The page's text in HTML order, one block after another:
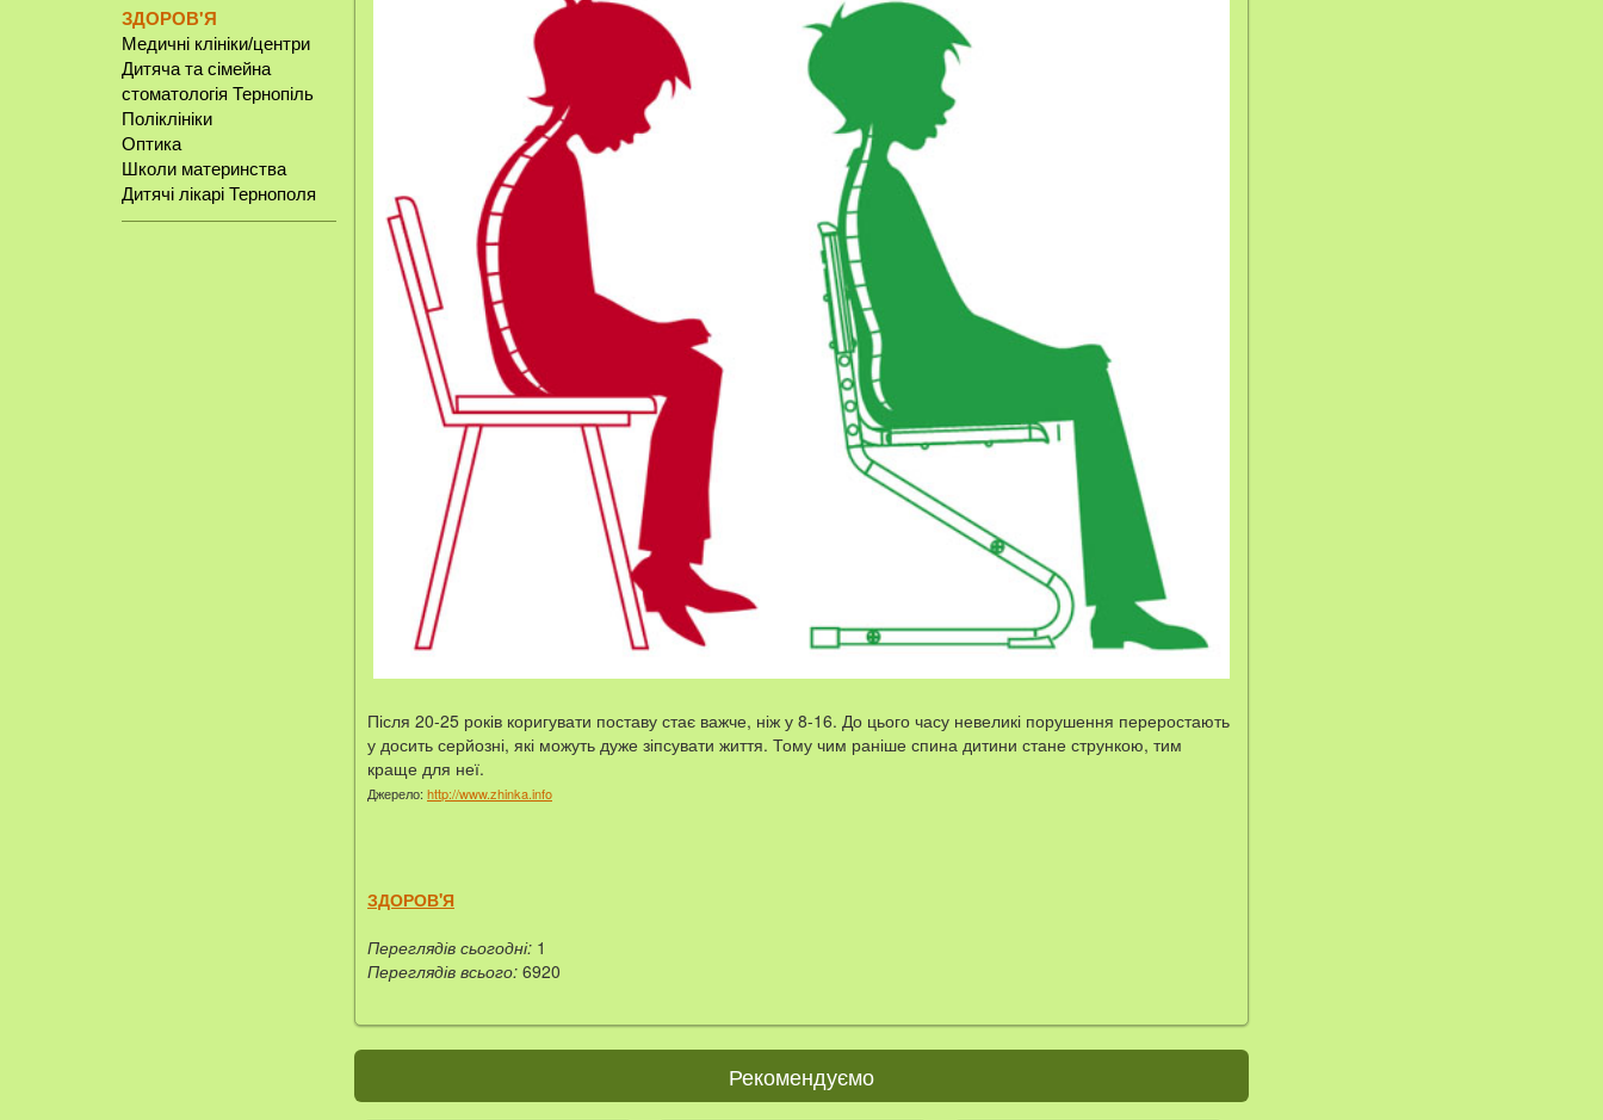
ЗДОРОВ'Я
Медичні клініки/центри
Дитяча та сімейна
стоматологія Тернопіль
Поліклініки
Оптика
Школи материнства
Дитячі лікарі Тернополя
Після 20-25 років коригувати поставу стає важче, ніж у 8-16. До цього часу невеликі порушення переростають
у досить серйозні, які можуть дуже зіпсувати життя. Тому чим раніше спина дитини стане стрункою, тим
краще для неї.
Джерело: http://www.zhinka.info
ЗДОРОВ'Я
Переглядів сьогодні: 1
Переглядів всього: 6920
Рекомендуємо